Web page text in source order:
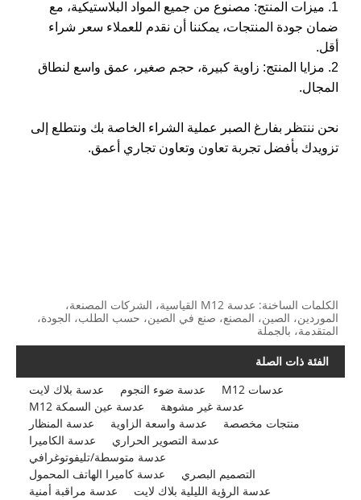
1. ميزات المنتج: مصنوع من جميع المواد البلاستيكية، مع
ضمان جودة المنتجات، يمكننا أن نقدم للعملاء سعر شراء
أقل.
2. مزايا المنتج: زاوية كبيرة، حجم صغير، عمق واسع لنطاق
المجال.
نحن ننتظر بفارغ الصبر عملية الشراء الخاصة بك ونتطلع إلى
تزويدك بأفضل تجربة تعاون وتعاون تجاري أعمق.
الكلمات الساخنة: عدسة M12 القياسية، الشركات المصنعة،
الموردين، الصين، المصنع، صنع في الصين، حسب الطلب، الجودة،
المتقدمة، بالجملة
الفئة ذات الصلة
عدسة بلاك لايت
عدسة ضوء النجوم
عدسات M12
عدسة عين السمكة M12
عدسة غير مشوهة
عدسة المنظار
عدسة واسعة الزاوية
منتجات مخصصة
عدسة الكاميرا
عدسة التصوير الحراري
عدسة متوسطة/تليفوتوغرافي
عدسة كاميرا الهاتف المحمول
التصميم البصري
عدسة مراقبة أمنية
عدسة الرؤية الليلية بلاك لايت